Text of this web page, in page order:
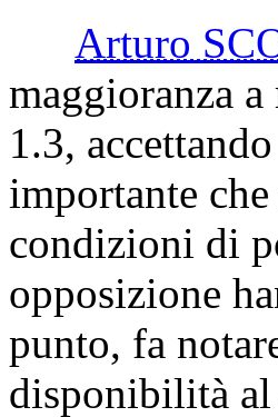
Arturo
maggioranza
1.3,
importante
condizioni di
opposizione
punto, fa
disponibilità al